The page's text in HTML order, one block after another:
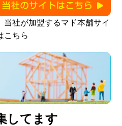
社が加盟するマド本舗サイ
こちら
してます